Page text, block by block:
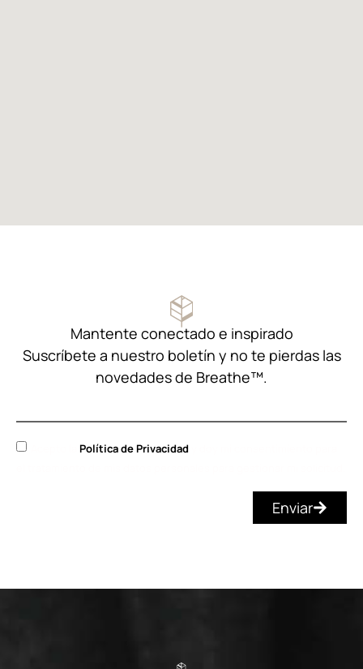
Mantente conectado e inspirado
Suscríbete a nuestro boletín y no te pierdas las
novedades de Breathe™.
Política de Privacidad
Enviar